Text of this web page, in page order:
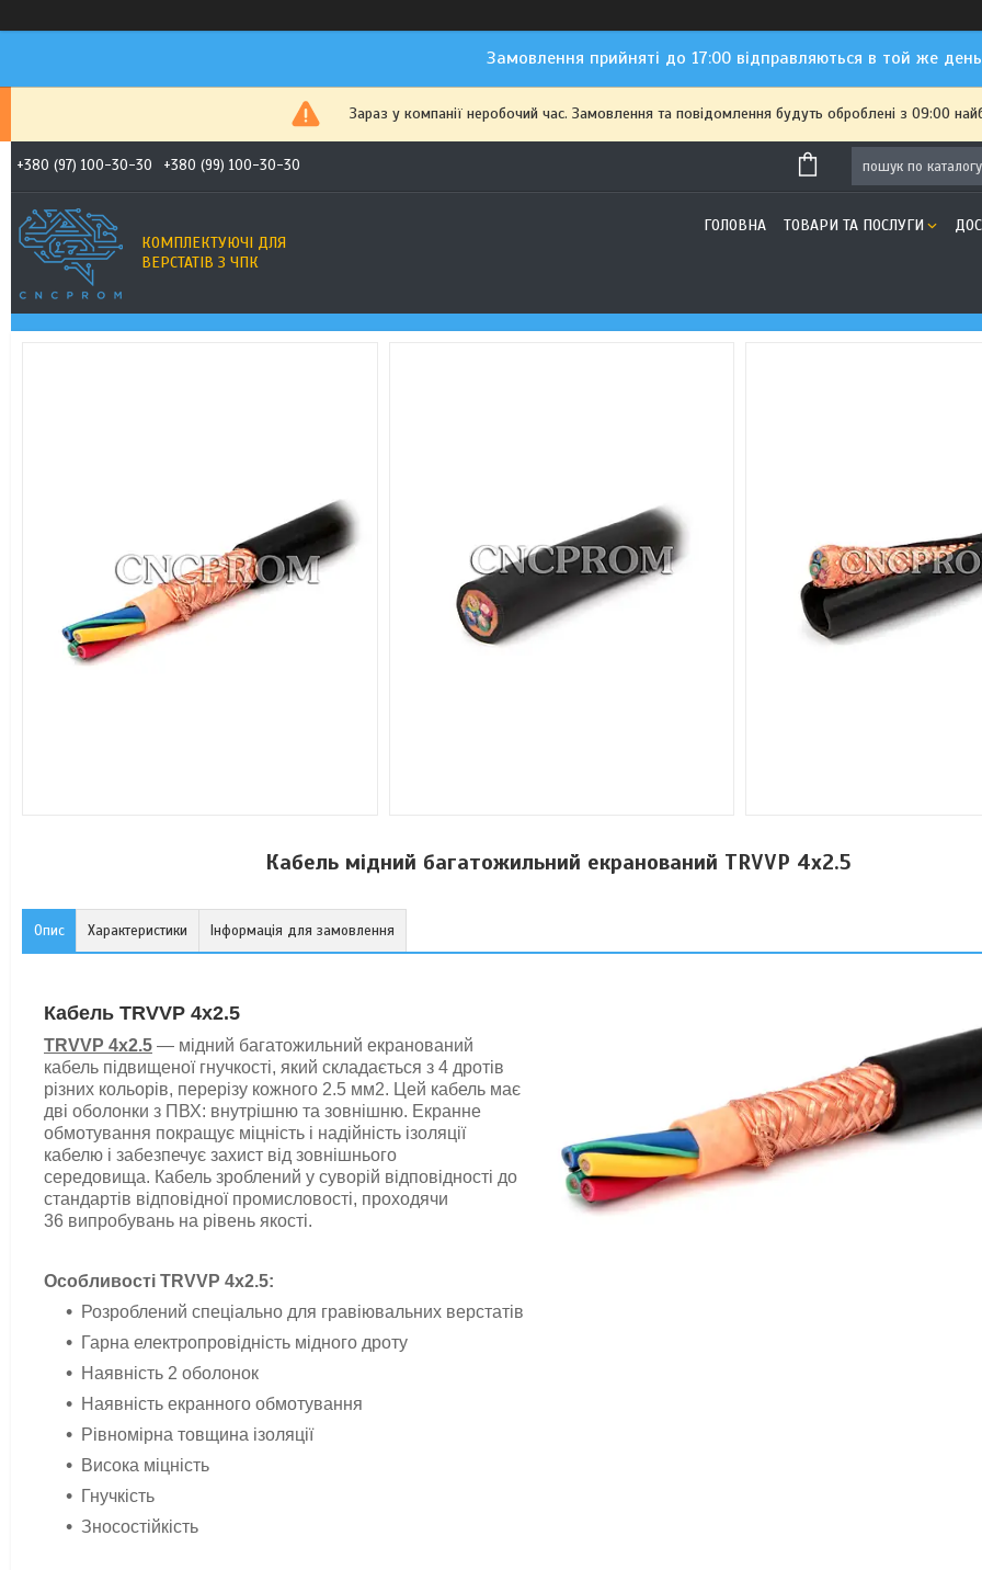
Замовлення прийняті до 17:00 відправляються в той же
Зараз у компанії неробочий час. Замовлення та повідомлення будуть оброблені з 09:00
+380 (97) 100-30-30 +380 (99) 100-30-30
КОМПЛЕКТУЮЧІ ДЛЯ
ВЕРСТАТІВ З ЧПК
ГОЛОВНА ТОВАРИ ТА ПОСЛУГИ
Кабель мідний багатожильний екранований TRVVP 4x2.5
Опис Характеристики Інформація для замовлення
Кабель TRVVP 4x2.5
TRVVP 4x2.5 — мідний багатожильний екранований
кабель підвищеної гнучкості, який складається з 4 дротів
різних кольорів, перерізу кожного 2.5 мм2. Цей кабель має
дві оболонки з ПВХ: внутрішню та зовнішню. Екранне
обмотування покращує міцність і надійність ізоляції
кабелю і забезпечує захист від зовнішнього
середовища. Кабель зроблений у суворій відповідності до
стандартів відповідної промисловості, проходячи
36 випробувань на рівень якості.
Особливості TRVVP 4x2.5:
Розроблений спеціально для гравіювальних верстатів
Гарна електропровідність мідного дроту
Наявність 2 оболонок
Наявність екранного обмотування
Рівномірна товщина ізоляції
Висока міцність
Гнучкість
Зносостійкість